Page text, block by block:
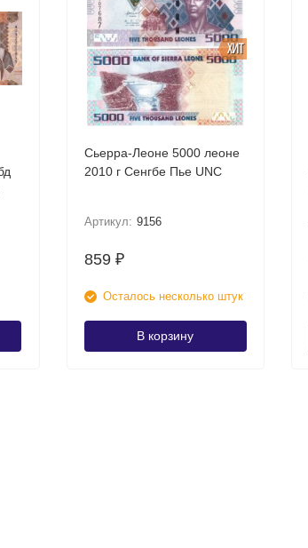
ХИТ
Сьерра-Леоне 5000 леоне
2010 г Сенгбе Пье UNC
Артикул: 9156
859 ₽
Осталось несколько штук
В корзину